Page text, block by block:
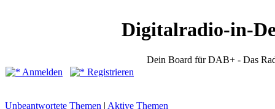
Digitalradio-in-
Dein Board für DAB+ - Das
Anmelden
Registrieren
Unbeantwortete Themen | Aktive Themen